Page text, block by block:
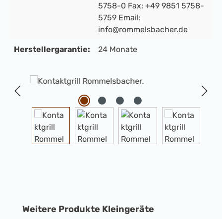
Bildergalerie überspringen
5758-0 Fax: +49 9851 5758-
5759 Email:
info@rommelsbacher.de
Herstellergarantie: 24 Monate
Produktgalerie überspringen
Weitere Produkte Kleingeräte